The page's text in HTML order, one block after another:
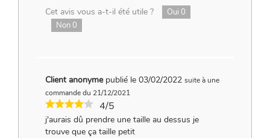
Cet avis vous a-t-il été utile ?
Oui 0
Non0
Client anonyme publié le 03/02/2022 suite à une
commande du 21/12/2021
4/5
j'aurais dû prendre une taille au dessus je
trouve que ça taille petit